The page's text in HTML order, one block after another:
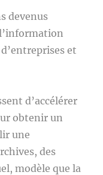
devenus
et
d’accélérer
obtenir un
une
des
modèle que la